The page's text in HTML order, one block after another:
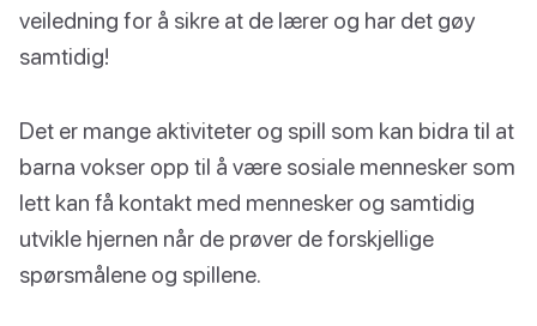
veiledning for å sikre at de lærer og har det gøy
samtidig!
Det er mange aktiviteter og spill som kan bidra til at
barna vokser opp til å være sosiale mennesker som
lett kan få kontakt med mennesker og samtidig
utvikle hjernen når de prøver de forskjellige
spørsmålene og spillene.